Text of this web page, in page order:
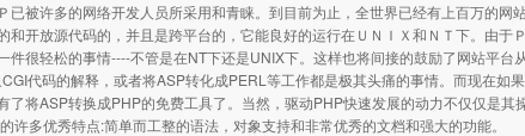
已被许多的网络开发人员所采用和青睐。到目前为止，全世界已经有上百万的网
和开放源代码的，并且是跨平台的，它能良好的运行在ＵＮＩＸ和ＮＴ下。由于
很轻松的事情----不管是在NT下还是UNIX下。这样也将间接的鼓励了网站平台
代码的解释，或者将ASP转化成PERL等工作都是极其头痛的事情。而现在如
了将ASP转换成PHP的免费工具了。当然，驱动PHP快速发展的动力不仅仅是其
许多优秀特点:简单而工整的语法，对象支持和非常优秀的文档和强大的功能。